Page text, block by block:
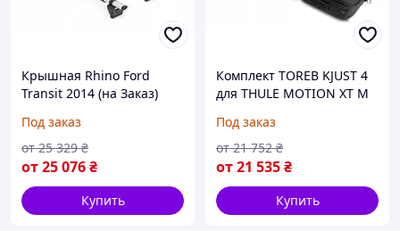
Крышная Rhino Ford
Transit 2014 (на Заказ)
Под заказ
от25 076₴
от 25 329 ₴
Купить
Комплект TOREB KJUST 4
для THULE MOTION XT M
Под заказ
от21 535₴
от 21 752 ₴
Купить